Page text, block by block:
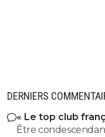
DERNIERS
« Le top club
PSG
Être